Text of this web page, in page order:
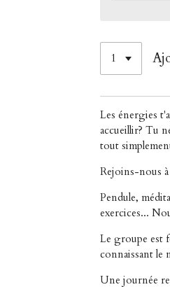
Les énergies
accueillir? Tu
tout
Rejoins-nous
Pendule,
exercices...
Le groupe est
connaissant le
Une journée